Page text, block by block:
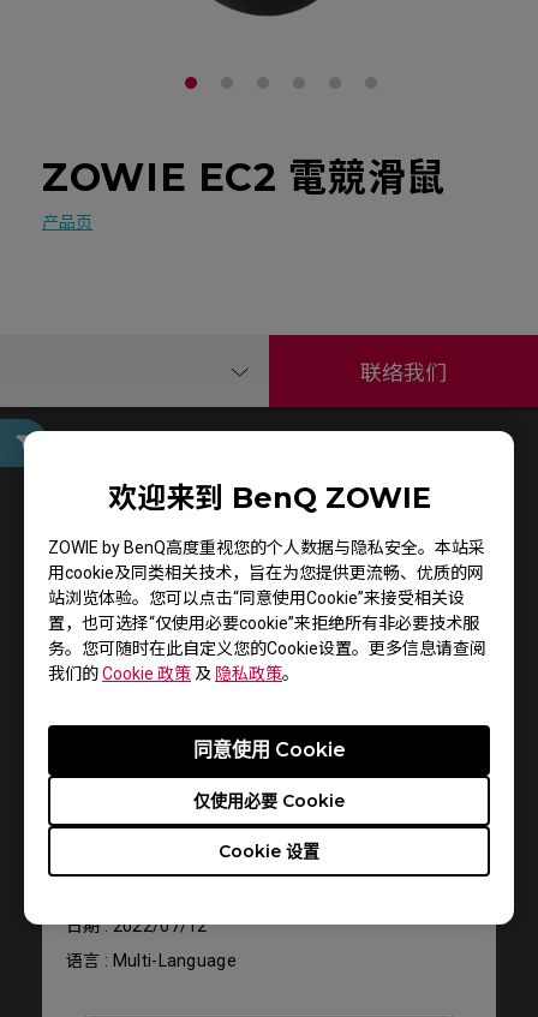
欢迎来到 BenQ ZOWIE
ZOWIE by BenQ高度重视您的个人数据与隐私安全。本站采
用cookie及同类相关技术，旨在为您提供更流畅、优质的网
站浏览体验。您可以点击“同意使用Cookie”来接受相关设
置，也可选择“仅使用必要cookie”来拒绝所有非必要技术服
务。您可随时在此自定义您的Cookie设置。更多信息请查阅
我们的Cookie 政策 及 隐私政策。
Cookie 设置
仅使用必要 Cookie
同意使用 Cookie
ZOWIE EC2 電競滑鼠
产品页
联络我们
使用手册
服务支持 - 下载 - 使用手册
EC2
日期 : 2022/07/12
语言 : Multi-Language